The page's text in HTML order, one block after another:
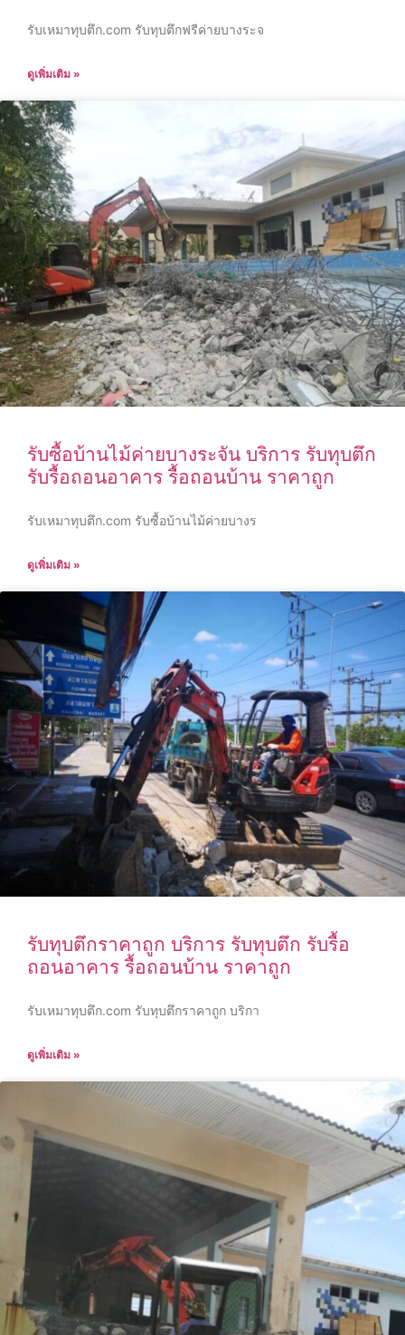
รับเหมาทุบตึก.com รับทุบตึกฟรีค่ายบางระจ
ดูเพิ่มเติม »
รับซื้อบ้านไม้ค่ายบางระจัน บริการ รับทุบตึก
รับรื้อถอนอาคาร รื้อถอนบ้าน ราคาถูก
รับเหมาทุบตึก.com รับซื้อบ้านไม้ค่ายบางร
ดูเพิ่มเติม »
รับทุบตึกราคาถูก บริการ รับทุบตึก รับรื้อ
ถอนอาคาร รื้อถอนบ้าน ราคาถูก
รับเหมาทุบตึก.com รับทุบตึกราคาถูก บริกา
ดูเพิ่มเติม »